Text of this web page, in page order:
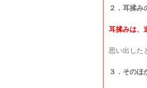
２．耳揉み
耳揉みは、
思い出した
３．そのほ